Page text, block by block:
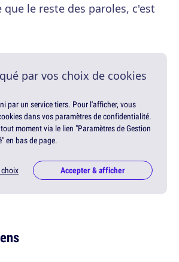
que le reste des paroles, c'est
par vos choix de cookies
par un service tiers. Pour l'afficher, vous
dans vos paramètres de confidentialité.
moment via le lien "Paramètres de Gestion
en bas de page.
choix Accepter & afficher